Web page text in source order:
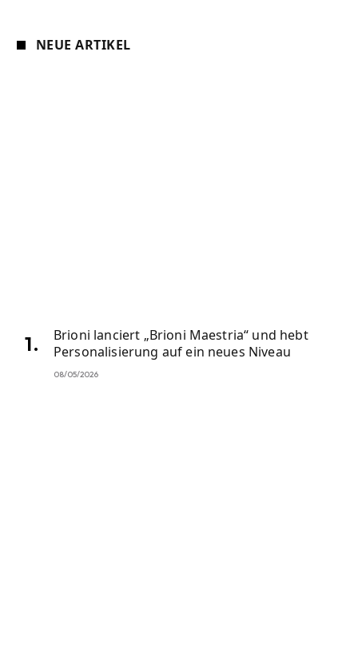
NEUE ARTIKEL
Brioni lanciert „Brioni Maestria“ und hebt
Personalisierung auf ein neues Niveau
08/05/2026